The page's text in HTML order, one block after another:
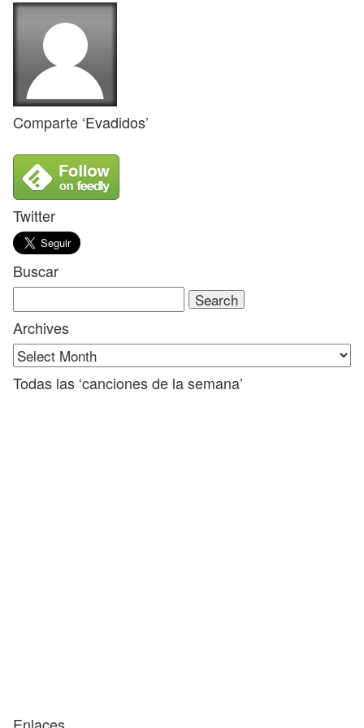
Comparte ‘Evadidos’
Twitter
Buscar
Search
for:
Archives
Todas las ‘canciones de la semana’